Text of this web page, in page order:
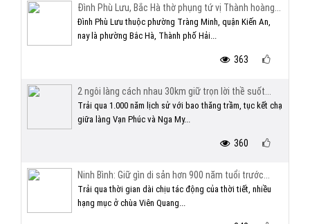
Đình Phù Lưu, Bắc Hà thờ phụng tứ vị Thành hoàng...
Đình Phù Lưu thuộc phường Tràng Minh, quận Kiến An,
nay là phường Bắc Hà, Thành phố Hải...
363
2 ngôi làng cách nhau 30km giữ trọn lời thề suốt...
Trải qua 1.000 năm lịch sử với bao thăng trầm, tục kết chạ
giữa làng Vạn Phúc và Nga My...
360
Ninh Bình: Giữ gìn di sản hơn 900 năm tuổi trước...
Trải qua thời gian dài chịu tác động của thời tiết, nhiều
hạng mục ở chùa Viên Quang...